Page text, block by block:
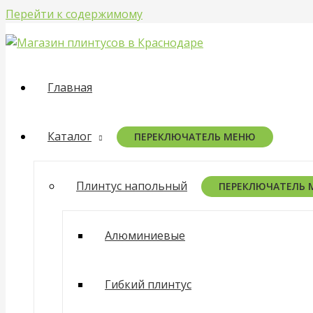
Перейти к содержимому
Главная
Каталог ПЕРЕКЛЮЧАТЕЛЬ МЕНЮ
Плинтус напольный ПЕРЕКЛЮЧАТЕЛЬ
Алюминиевые
Гибкий плинтус